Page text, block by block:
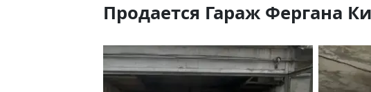
Продается Гараж Фергана